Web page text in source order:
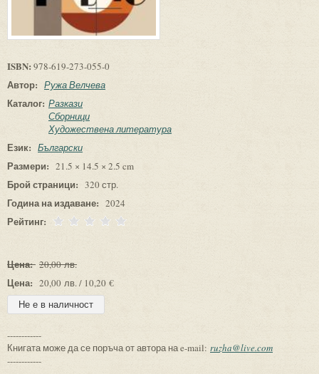
ISBN: 978-619-273-055-0
Автор: Ружа Велчева
Каталог: Разкази
Сборници
Художествена литература
Език: Български
Размери: 21.5 × 14.5 × 2.5 cm
Брой страници: 320 стр.
Година на издаване: 2024
Рейтинг:
Цена: 20,00 лв.
Цена: 20,00 лв. / 10,20 €
------------
Книгата може да се поръча от автора на e-mail: ruzha@live.com
------------